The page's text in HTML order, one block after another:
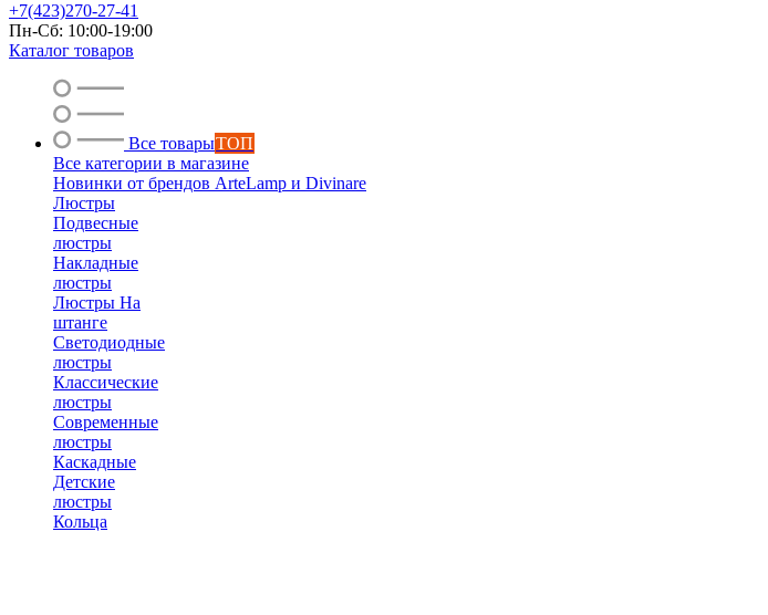
+7(423)270-27-41
Пн-Сб: 10:00-19:00
Каталог товаров
Все товарыТОП
Все категории в магазине
Новинки от брендов ArteLamp и Divinare
Люстры
Подвесные
люстры
Накладные
люстры
Люстры На
штанге
Светодиодные
люстры
Классические
люстры
Современные
люстры
Каскадные
Детские
люстры
Кольца